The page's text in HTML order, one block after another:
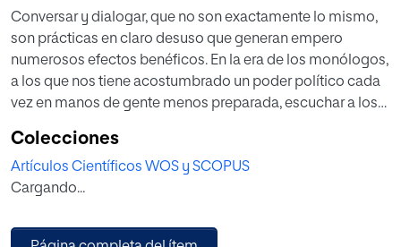
Conversar y dialogar, que no son exactamente lo mismo,
son prácticas en claro desuso que generan empero
numerosos efectos benéficos. En la era de los monólogos,
a los que nos tiene acostumbrado un poder político cada
vez en manos de gente menos preparada, escuchar a los
tanto pero que ocupan o han ocupado posiciones de
poder desde las que tomar decisiones que proyectan sus
efectos sobre ámbitos regulatorios, parece más necesario
de una discusión racional, a vueltas ilustrada, seremos
Colecciones
Artículos Científicos WOS y SCOPUS
Cargando...